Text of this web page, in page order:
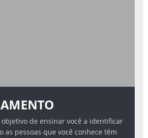
objetivo de ensinar você a identificar
as pessoas que você conhece têm